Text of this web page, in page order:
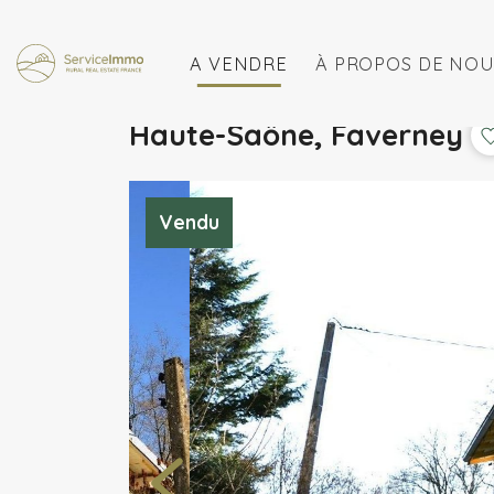
A VENDRE À PROPOS DE
Haute-Saône, Faverney
Vendu
recherche personnels Gérer vos maisons préférées